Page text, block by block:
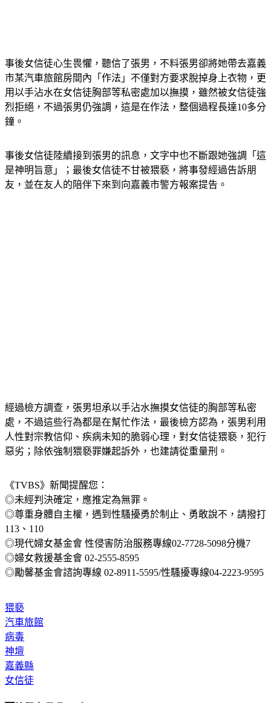
市某汽車旅館房間內「作法」不僅對方要求脫掉身上衣物，更
用以手沾水在女信徒胸部等私密處加以撫摸，雖然被女信徒強
烈拒絕，不過張男仍強調，這是在作法，整個過程長達10多分
鐘。
是神明旨意」；最後女信徒不甘被猥褻，將事發經過告訴朋
友，並在友人的陪伴下來到向嘉義市警方報案提告。
處，不過這些行為都是在幫忙作法，最後檢方認為，張男利用
人性對宗教信仰、疾病未知的脆弱心理，對女信徒猥褻，犯行
惡劣；除依強制猥褻罪嫌起訴外，也建請從重量刑。
◎未經判決確定，應推定為無罪。
◎尊重身體自主權，遇到性騷擾勇於制止、勇敢說不，請撥打
113、110
◎現代婦女基金會 性侵害防治服務專線02-7728-5098分機7
◎婦女救援基金會 02-2555-8595
◎勵馨基金會諮詢專線 02-8911-5595/性騷擾專線04-2223-9595
汽車旅館
病毒
神壇
嘉義縣
女信徒